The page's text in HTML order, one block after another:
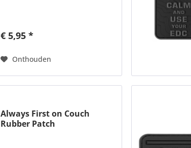
€ 5,95 *
Onthouden
Always First on Couch
Rubber Patch